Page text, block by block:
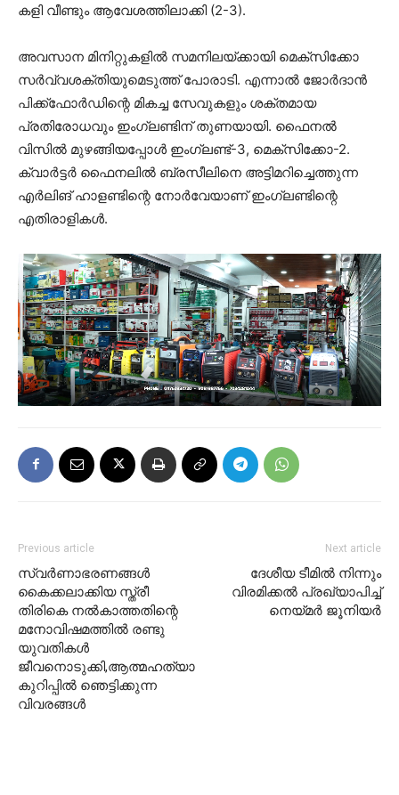
കളി വീണ്ടും ആവേശത്തിലാക്കി (2-3).
അവസാന മിനിറ്റുകളിൽ സമനിലയ്ക്കായി മെക്സിക്കോ
സർവ്വശക്തിയുമെടുത്ത് പോരാടി. എന്നാല്‍ ജോർദാൻ
പിക്ക്ഫോർഡിന്റെ മികച്ച സേവുകളും ശക്തമായ
പ്രതിരോധവും ഇംഗ്ലണ്ടിന് തുണയായി. ഫൈനല്‍
വിസില്‍ മുഴങ്ങിയപ്പോള്‍ ഇംഗ്ലണ്ട്-3, മെക്സിക്കോ-2.
ക്വാർട്ടർ ഫൈനലിൽ ബ്രസീലിനെ അട്ടിമറിച്ചെത്തുന്ന
എർലിങ് ഹാളണ്ടിന്റെ നോർവേയാണ് ഇംഗ്ലണ്ടിന്റെ
എതിരാളികൾ.
Previous article
സ്വര്‍ണാഭരണങ്ങള്‍
കൈക്കലാക്കിയ സ്ത്രീ
തിരികെ നല്‍കാത്തതിന്റെ
മനോവിഷമത്തില്‍ രണ്ടു
യുവതികള്‍
ജീവനൊടുക്കി,ആത്മഹത്യാ
കുറിപ്പില്‍ ഞെട്ടിക്കുന്ന
വിവരങ്ങള്‍
Next article
ദേശീയ ടീമിൽ നിന്നും
വിരമിക്കൽ പ്രഖ്യാപിച്ച്
നെയ്മർ ജൂനിയർ